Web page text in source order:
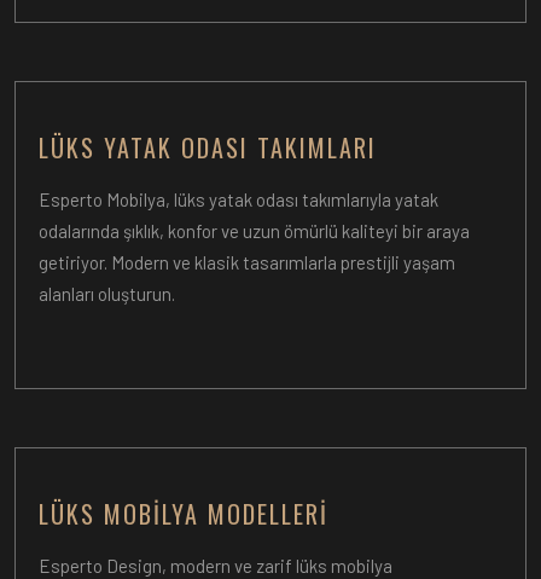
LÜKS YATAK ODASI TAKIMLARI
Esperto Mobilya, lüks yatak odası takımlarıyla yatak
odalarında şıklık, konfor ve uzun ömürlü kaliteyi bir araya
getiriyor. Modern ve klasik tasarımlarla prestijli yaşam
alanları oluşturun.
LÜKS MOBILYA MODELLERI
Esperto Design, modern ve zarif lüks mobilya